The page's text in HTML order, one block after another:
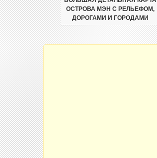
ОСТРОВА МЭН С РЕЛЬЕФОМ,
ДОРОГАМИ И ГОРОДАМИ